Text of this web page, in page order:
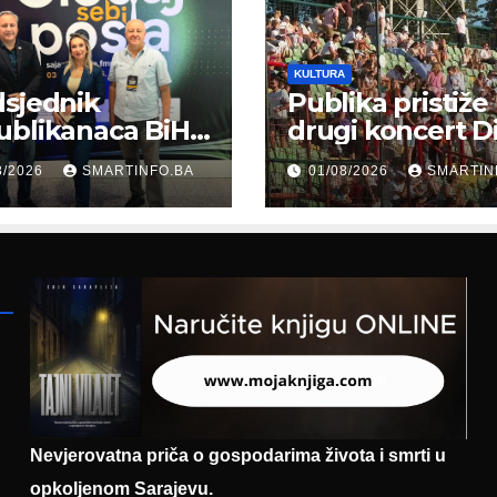
BiH
sajma
2026 SMARTINFO.BA
KULTURA
Publika pristiže
drugi koncert
Merlina na
01/08/2026
Nevjerovatna priča o gospodarima života i smrti u
opkoljenom Sarajevu.